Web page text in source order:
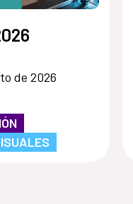
de 2026